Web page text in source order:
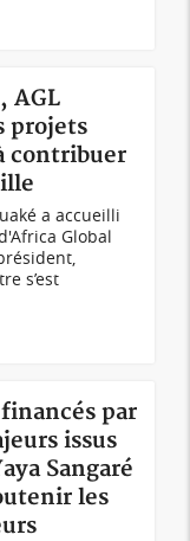
AGL
projets
contribuer
a accueilli
Global
s’est
par
issus
Sangaré
les